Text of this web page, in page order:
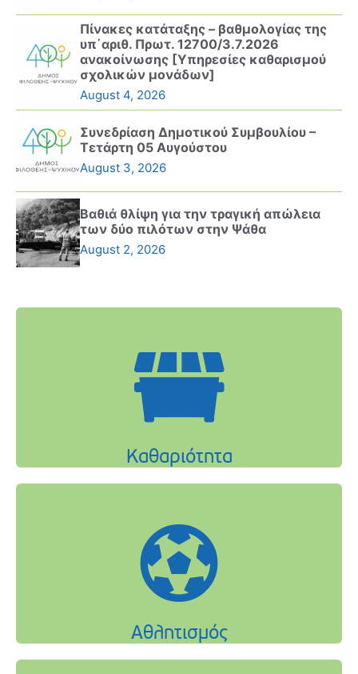
Πίνακες κατάταξης – βαθμολογίας της
υπ΄αριθ. Πρωτ. 12700/3.7.2026
ανακοίνωσης [Υπηρεσίες καθαρισμού
σχολικών μονάδων]
August 4, 2026
Συνεδρίαση Δημοτικού Συμβουλίου –
Τετάρτη 05 Αυγούστου
August 3, 2026
Βαθιά θλίψη για την τραγική απώλεια
των δύο πιλότων στην Ψάθα
August 2, 2026